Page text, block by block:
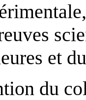
et
du